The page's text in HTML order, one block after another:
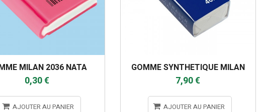
MILAN 2036 NATA
0,30 €
AJOUTER AU PANIER
GOMME SYNTHETIQUE MILAN
7,90 €
AJOUTER AU PANIER